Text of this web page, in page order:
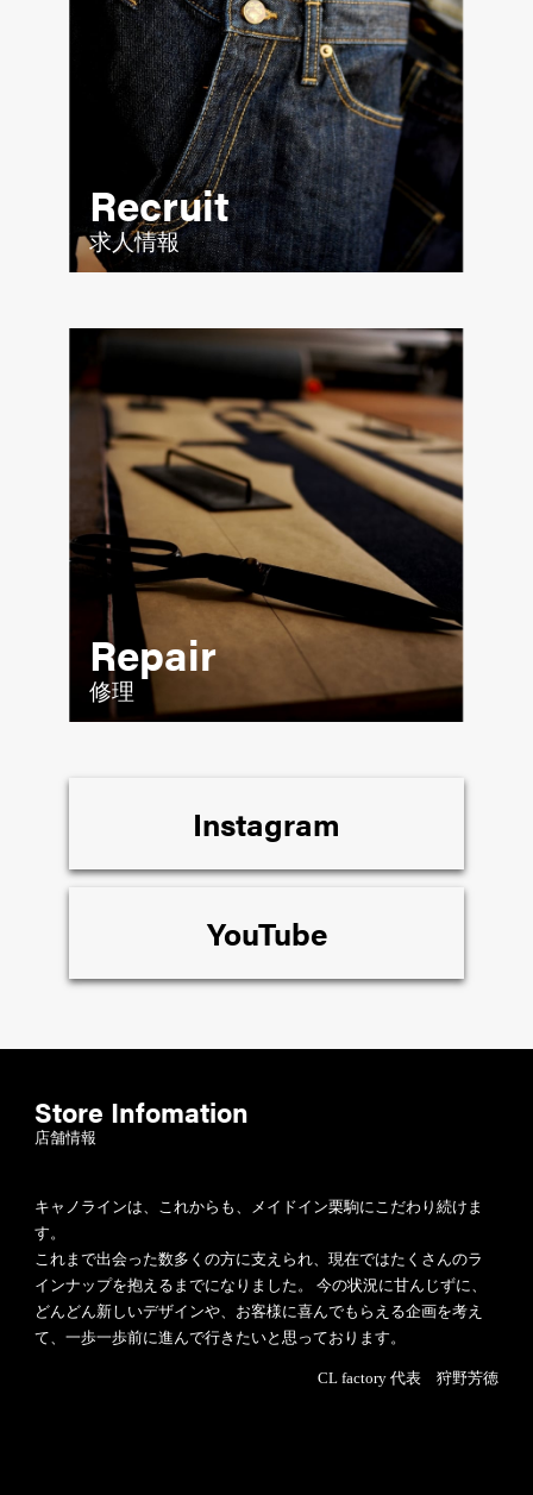
Recruit
求人情報
Repair
修理
Instagram
YouTube
Store Infomation
店舗情報
キャノラインは、これからも、メイドイン栗駒にこだわり続けま
す。
これまで出会った数多くの方に支えられ、現在ではたくさんのラ
インナップを抱えるまでになりました。 今の状況に甘んじずに、
どんどん新しいデザインや、お客様に喜んでもらえる企画を考え
て、一歩一歩前に進んで行きたいと思っております。
CL factory 代表 狩野芳徳